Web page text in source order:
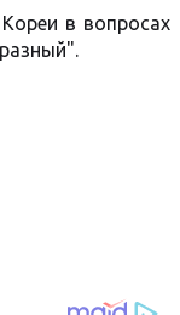
в вопросах